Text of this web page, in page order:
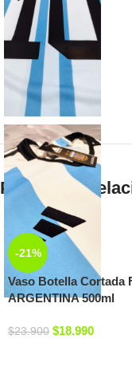
Productos
-21%
Vaso Botella Cortada
ARGENTINA 500ml
$23.900 $18.990